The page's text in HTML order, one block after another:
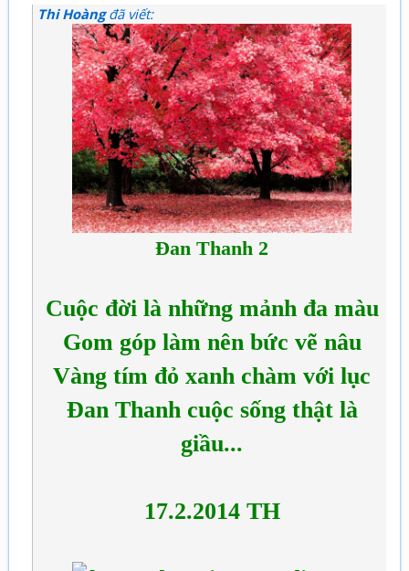
Thi Hoàngđã viết:
Đan Thanh 2
Cuộc đời là những mảnh đa màu
Gom góp làm nên bức vẽ nâu
Vàng tím đỏ xanh chàm với lục
Đan Thanh cuộc sống thật là
giầu...
17.2.2014 TH